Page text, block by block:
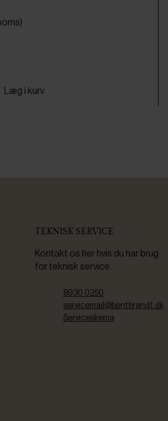
Læg i kurv
TEKNISK SERVICE
Kontakt os her hvis du har brug
for teknisk service.
8930 0250
servicemail@bentbrandt.dk
Serviceskema